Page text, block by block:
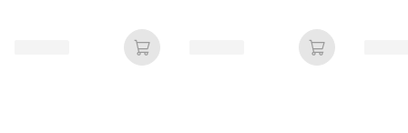
Ajouter au panier
différentes couleurs
Ajouter au